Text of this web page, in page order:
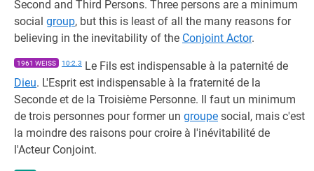
Second and Third Persons. Three persons are a minimum
social group, but this is least of all the many reasons for
believing in the inevitability of the Conjoint Actor.
1961 WEISS 10:2.3 Le Fils est indispensable à la paternité de
Dieu. L'Esprit est indispensable à la fraternité de la
Seconde et de la Troisième Personne. Il faut un minimum
de trois personnes pour former un groupe social, mais c'est
la moindre des raisons pour croire à l'inévitabilité de
l'Acteur Conjoint.